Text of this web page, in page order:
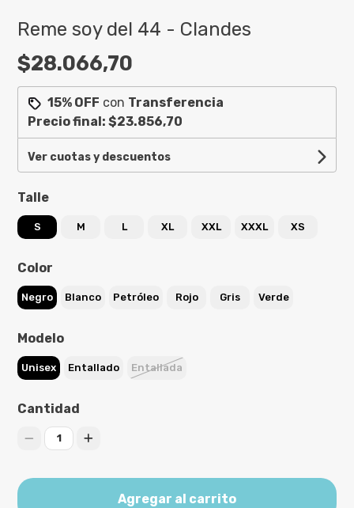
Reme soy del 44 - Clandes
$28.066,70
15% OFF con Transferencia
Precio final:$23.856,70
Ver cuotas y descuentos
Talle
S M L XL XXL XXXL XS
Color
Negro Blanco Petróleo Rojo Gris Verde
Modelo
Unisex Entallado Entallada
Cantidad
1
Agregar al carrito